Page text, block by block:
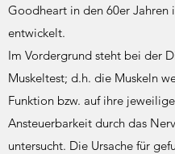
Goodheart in den 60er Jahren
entwickelt.
Im Vordergrund steht bei der
Muskeltest; d.h. die Muskeln
Funktion bzw. auf ihre jeweilige
Ansteuerbarkeit durch das
untersucht. Die Ursache für